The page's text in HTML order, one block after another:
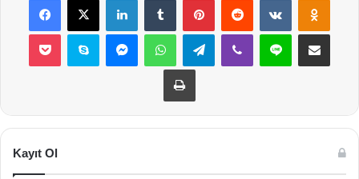
Pocket Skype MessengerWhatsAppTelegramViber Line E-Posta ile
Yazdır
Kayıt Ol